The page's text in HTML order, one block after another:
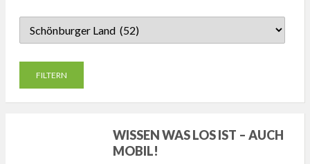
WISSEN WAS LOS IST – AUCH
MOBIL!